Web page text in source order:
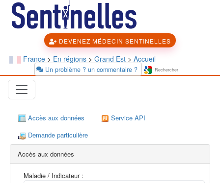
DEVENEZ MÉDECIN SENTINELLES
France > En régions > Grand Est > Accueil
Un problème ? un commentaire ?
Accès aux données
Service API
Demande particulière
Accès aux données
Maladie / Indicateur :